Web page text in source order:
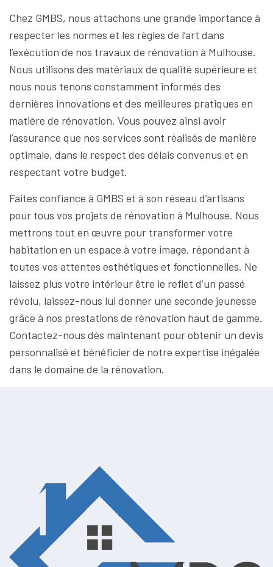
Chez GMBS, nous attachons une grande importance à
respecter les normes et les règles de l’art dans
l’exécution de nos travaux de rénovation à Mulhouse.
Nous utilisons des matériaux de qualité supérieure et
nous nous tenons constamment informés des
dernières innovations et des meilleures pratiques en
matière de rénovation. Vous pouvez ainsi avoir
l’assurance que nos services sont réalisés de manière
optimale, dans le respect des délais convenus et en
respectant votre budget.
Faites confiance à GMBS et à son réseau d’artisans
pour tous vos projets de rénovation à Mulhouse. Nous
mettrons tout en œuvre pour transformer votre
habitation en un espace à votre image, répondant à
toutes vos attentes esthétiques et fonctionnelles. Ne
laissez plus votre intérieur être le reflet d’un passé
révolu, laissez-nous lui donner une seconde jeunesse
grâce à nos prestations de rénovation haut de gamme.
Contactez-nous dès maintenant pour obtenir un devis
personnalisé et bénéficier de notre expertise inégalée
dans le domaine de la rénovation.